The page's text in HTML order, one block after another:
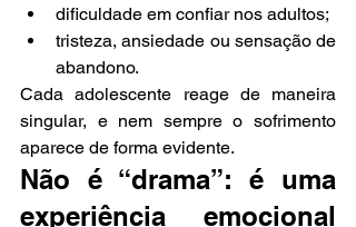
dificuldade em confiar nos adultos;
tristeza, ansiedade ou sensação de
abandono.
Cada adolescente reage de maneira
singular, e nem sempre o sofrimento
aparece de forma evidente.
Não é “drama”: é uma
experiência emocional